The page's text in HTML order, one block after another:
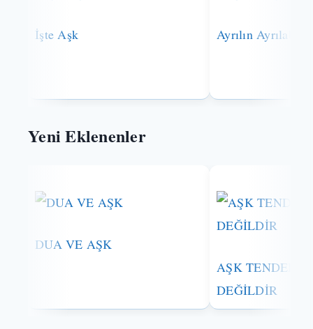
İşte Aşk Ayrılın
Yeni Eklenenler
DUA VE AŞK
AŞK
DEĞİLDİR